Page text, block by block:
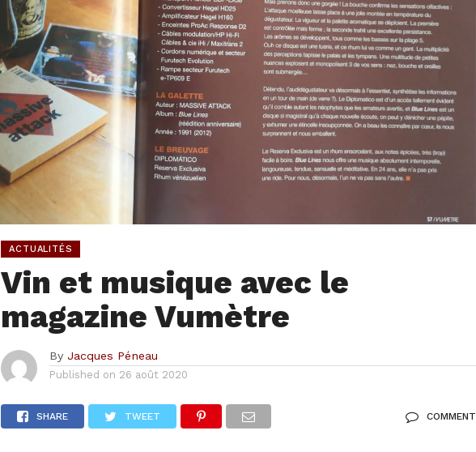
ACTUALITÉS
Vin et musique avec le
magazine Vumètre
By Jacques Péneau
Published on 26 août 2020
SHARE TWEET COMMENT